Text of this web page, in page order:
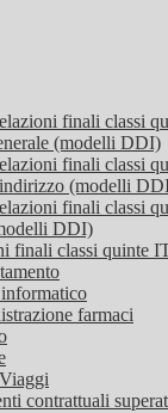
finali classi
(modelli DDI)
finali classi
(modelli
finali classi
DDI)
finali classi quinte
informatico
farmaci
contrattuali